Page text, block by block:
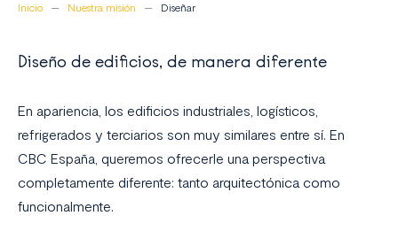
Inicio Nuestra misión Diseñar
Diseño de edificios, de manera diferente
En apariencia, los edificios industriales, logísticos,
refrigerados y terciarios son muy similares entre sí. En
CBC España, queremos ofrecerle una perspectiva
completamente diferente: tanto arquitectónica como
funcionalmente.
Quiénes somos
Contacto
España